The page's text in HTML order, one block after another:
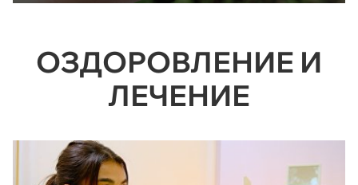
ОЗДОРОВЛЕНИЕ И
ЛЕЧЕНИЕ